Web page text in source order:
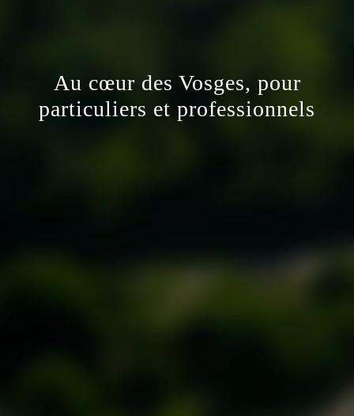
Au cœur des Vosges, pour
particuliers et professionnels